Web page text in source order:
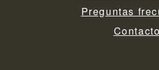
Preguntas
Contacto